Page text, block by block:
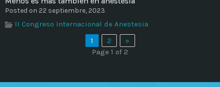
Posted on 22 septiembre, 2023
II Congreso Internacional de Anestesia
1
2
»
Page 1 of 2